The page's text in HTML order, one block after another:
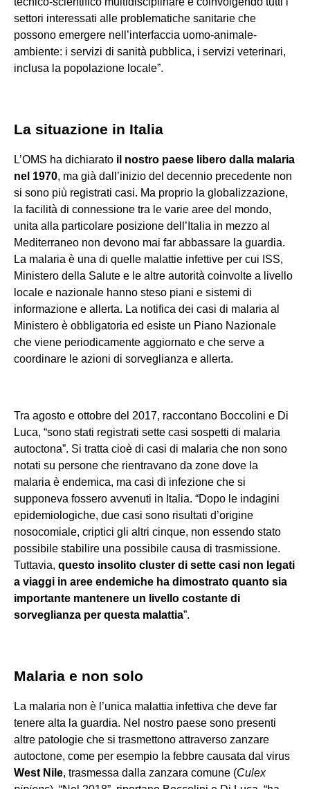
settori interessati alle problematiche sanitarie che
possono emergere nell’interfaccia uomo-animale-
ambiente: i servizi di sanità pubblica, i servizi veterinari,
inclusa la popolazione locale”.
La situazione in Italia
L’OMS ha dichiarato il nostro paese libero dalla malaria
nel 1970, ma già dall’inizio del decennio precedente non
si sono più registrati casi. Ma proprio la globalizzazione,
la facilità di connessione tra le varie aree del mondo,
unita alla particolare posizione dell’Italia in mezzo al
Mediterraneo non devono mai far abbassare la guardia.
La malaria è una di quelle malattie infettive per cui ISS,
Ministero della Salute e le altre autorità coinvolte a livello
locale e nazionale hanno steso piani e sistemi di
informazione e allerta. La notifica dei casi di malaria al
Ministero è obbligatoria ed esiste un Piano Nazionale
che viene periodicamente aggiornato e che serve a
coordinare le azioni di sorveglianza e allerta.
Tra agosto e ottobre del 2017, raccontano Boccolini e Di
Luca, “sono stati registrati sette casi sospetti di malaria
autoctona”. Si tratta cioè di casi di malaria che non sono
notati su persone che rientravano da zone dove la
malaria è endemica, ma casi di infezione che si
supponeva fossero avvenuti in Italia. “Dopo le indagini
epidemiologiche, due casi sono risultati d’origine
nosocomiale, criptici gli altri cinque, non essendo stato
possibile stabilire una possibile causa di trasmissione.
Tuttavia, questo insolito cluster di sette casi non legati
a viaggi in aree endemiche ha dimostrato quanto sia
importante mantenere un livello costante di
sorveglianza per questa malattia”.
Malaria e non solo
La malaria non è l’unica malattia infettiva che deve far
tenere alta la guardia. Nel nostro paese sono presenti
altre patologie che si trasmettono attraverso zanzare
autoctone, come per esempio la febbre causata dal virus
West Nile, trasmessa dalla zanzara comune (Culex